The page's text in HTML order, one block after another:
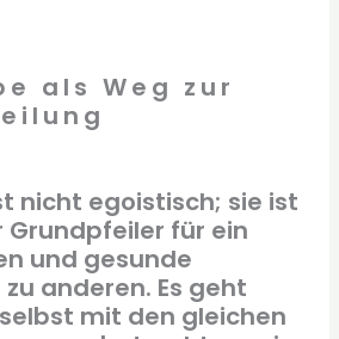
als Weg zur
nicht egoistisch; sie ist
für ein
und gesunde
anderen. Es geht
mit den gleichen